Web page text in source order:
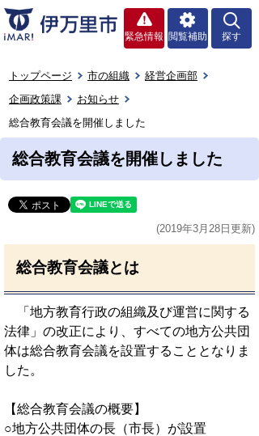
緊急情報 閲覧補助 探す
トップページ 市の組織
経営企画部
企画政策課
お知らせ
総合教育会議を開催しました
総合教育会議を開催しました
(2019年3月28日更新)
総合教育会議とは
「地方教育行政の組織及び運営に関する
法律」の改正により、すべての地方公共団
体は総合教育会議を設置することとなりま
した。
【総合教育会議の概要】
○地方公共団体の長（市長）が設置